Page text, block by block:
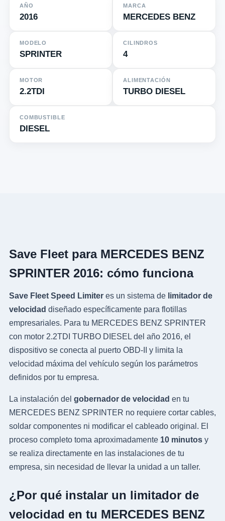
AÑO
2016
MARCA
MERCEDES BENZ
MODELO
SPRINTER
CILINDROS
4
MOTOR
2.2TDI
ALIMENTACIÓN
TURBO DIESEL
COMBUSTIBLE
DIESEL
Save Fleet para MERCEDES BENZ
SPRINTER 2016: cómo funciona
Save Fleet Speed Limiteres un sistema de limitador de
velocidad diseñado específicamente para flotillas
empresariales. Para tu MERCEDES BENZ SPRINTER
con motor 2.2TDI TURBO DIESEL del año 2016, el
dispositivo se conecta al puerto OBD-II y limita la
velocidad máxima del vehículo según los parámetros
definidos por tu empresa.
La instalación del gobernador de velocidad en tu
MERCEDES BENZ SPRINTER no requiere cortar cables,
soldar componentes ni modificar el cableado original. El
proceso completo toma aproximadamente 10 minutosy
se realiza directamente en las instalaciones de tu
empresa, sin necesidad de llevar la unidad a un taller.
¿Por qué instalar un limitador de
velocidad en tu MERCEDES BENZ